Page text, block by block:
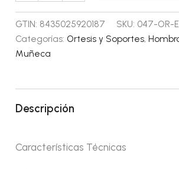
GTIN: 8435025920187 SKU: 047-OR-
Categorías: Ortesis y Soportes,
Muñeca
Descripción
Características Técnicas